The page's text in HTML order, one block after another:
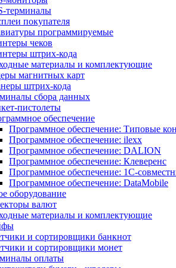
терминалы
покупателя
программируемые
чеков
штрих-кода
материалы и комплектующие
магнитных карт
штрих-кода
сбора данных
пистолеты
обеспечение
Программное обеспечение: Типовые
Программное обеспечение: ilexx
Программное обеспечение: DALION
Программное обеспечение: Клеверенс
Программное обеспечение: 1С-
Программное обеспечение: DataMobile
оборудование
валют
материалы и комплектующие
и сортировщики банкнот
и сортировщики монет
оплаты